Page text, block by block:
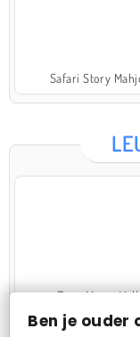
Ben je ouder
Safari Story
Farm Merge